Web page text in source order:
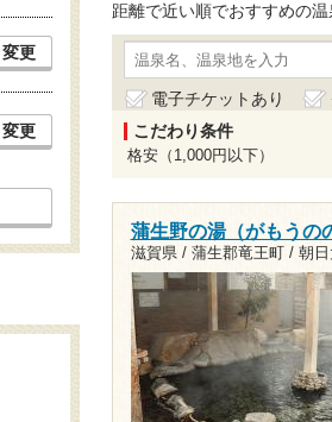
距離で近い順でおすすめの
電子チケットあり
こだわり条件
格安（1,000円以下）
蒲生野の湯（がもうの
滋賀県 / 蒲生郡竜王町 / 朝
変更
変更